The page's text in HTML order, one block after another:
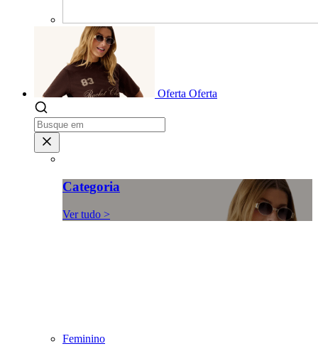
Oferta Oferta
Categoria
Ver tudo >
Feminino